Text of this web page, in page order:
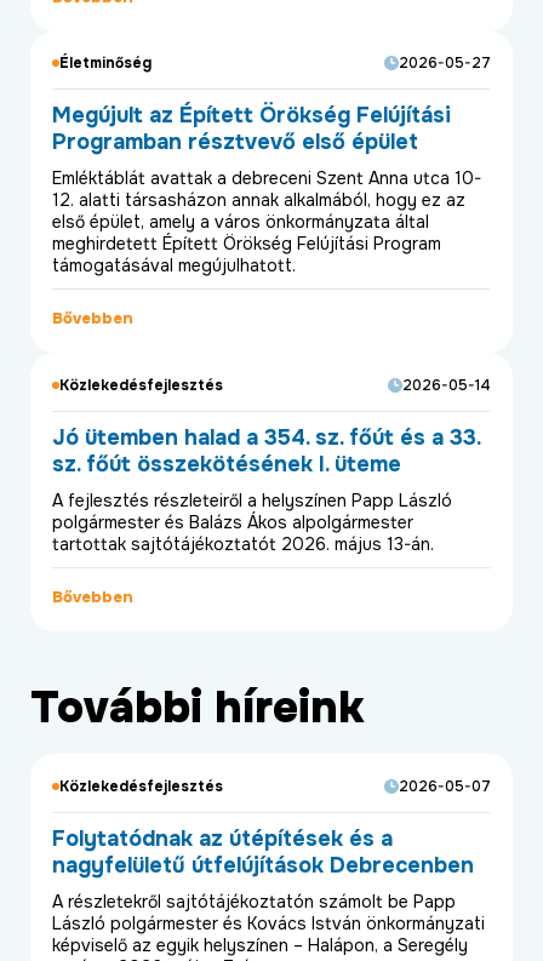
Életminőség 2026-05-27
Megújult az Épített Örökség Felújítási
Programban résztvevő első épület
Emléktáblát avattak a debreceni Szent Anna utca 10-
12. alatti társasházon annak alkalmából, hogy ez az
első épület, amely a város önkormányzata által
meghirdetett Épített Örökség Felújítási Program
támogatásával megújulhatott.
Bővebben
Közlekedésfejlesztés 2026-05-14
Jó ütemben halad a 354. sz. főút és a 33.
sz. főút összekötésének I. üteme
A fejlesztés részleteiről a helyszínen Papp László
polgármester és Balázs Ákos alpolgármester
tartottak sajtótájékoztatót 2026. május 13-án.
Bővebben
További híreink
Közlekedésfejlesztés 2026-05-07
Folytatódnak az útépítések és a
nagyfelületű útfelújítások Debrecenben
A részletekről sajtótájékoztatón számolt be Papp
László polgármester és Kovács István önkormányzati
képviselő az egyik helyszínen – Halápon, a Seregély